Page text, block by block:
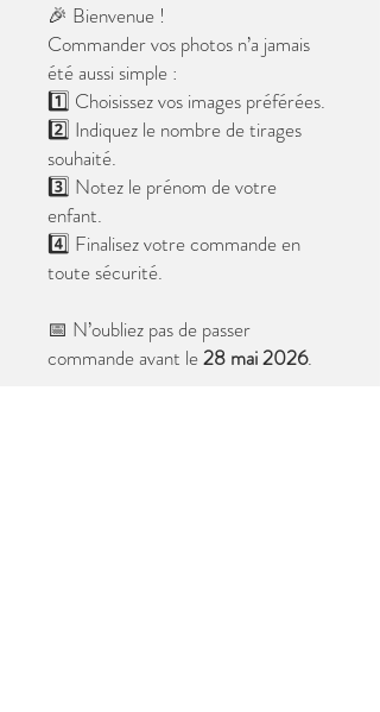
🎉 Bienvenue !
Commander vos photos n’a jamais
été aussi simple :
1️⃣ Choisissez vos images préférées.
2️⃣ Indiquez le nombre de tirages
souhaité.
3️⃣ Notez le prénom de votre
enfant.
4️⃣ Finalisez votre commande en
toute sécurité.
📅 N’oubliez pas de passer
commande avant le28 mai 2026.